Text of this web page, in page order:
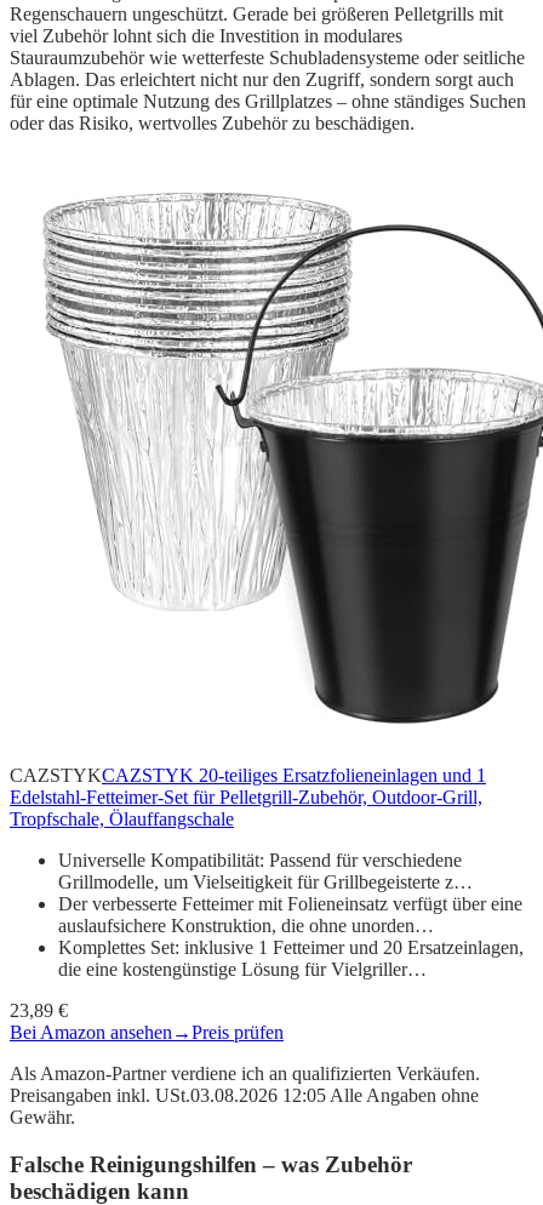
Regenschauern ungeschützt. Gerade bei größeren Pelletgrills mit
viel Zubehör lohnt sich die Investition in modulares
Stauraumzubehör wie wetterfeste Schubladensysteme oder seitliche
Ablagen. Das erleichtert nicht nur den Zugriff, sondern sorgt auch
für eine optimale Nutzung des Grillplatzes – ohne ständiges Suchen
oder das Risiko, wertvolles Zubehör zu beschädigen.
CAZSTYKCAZSTYK 20-teiliges Ersatzfolieneinlagen und 1
Edelstahl-Fetteimer-Set für Pelletgrill-Zubehör, Outdoor-Grill,
Tropfschale, Ölauffangschale
Universelle Kompatibilität: Passend für verschiedene
Grillmodelle, um Vielseitigkeit für Grillbegeisterte z…
Der verbesserte Fetteimer mit Folieneinsatz verfügt über eine
auslaufsichere Konstruktion, die ohne unorden…
Komplettes Set: inklusive 1 Fetteimer und 20 Ersatzeinlagen,
die eine kostengünstige Lösung für Vielgriller…
23,89 €
Bei Amazon ansehen →Preis prüfen
Als Amazon-Partner verdiene ich an qualifizierten Verkäufen.
Preisangaben inkl. USt.03.08.2026 12:05 Alle Angaben ohne
Gewähr.
Falsche Reinigungshilfen – was Zubehör
beschädigen kann